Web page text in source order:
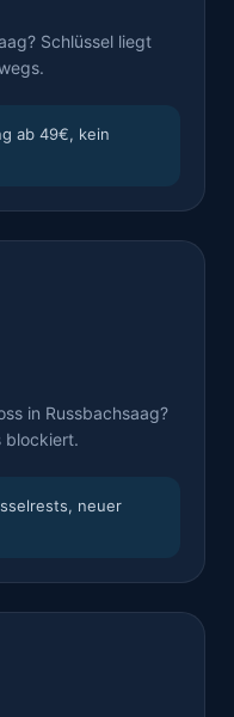
Schlüssel liegt
ab 49€, kein
in Russbachsaag?
blockiert.
neuer